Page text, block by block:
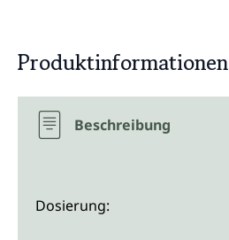
Produktinformationen
Beschreibung
Dosierung: